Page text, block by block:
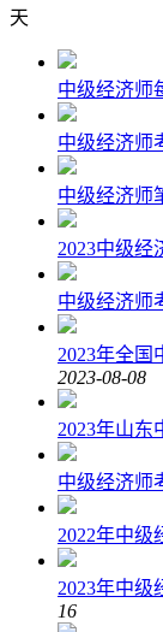
天
中级经济师
中级经济师
中级经济师
2023中级经
中级经济师
2023年全国
2023-08-08
2023年山东
中级经济师
2022年中级
2023年中级
16